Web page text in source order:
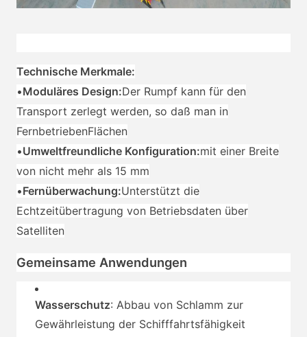
Technische Merkmale:
•Moduläres Design:Der Rumpf kann für den
Transport zerlegt werden, so daß man in
FernbetriebenFlächen
•Umweltfreundliche Konfiguration:mit einer Breite
von nicht mehr als 15 mm
•Fernüberwachung:Unterstützt die
Echtzeitübertragung von Betriebsdaten über
Satelliten
Gemeinsame Anwendungen
Wasserschutz: Abbau von Schlamm zur
Gewährleistung der Schifffahrtsfähigkeit